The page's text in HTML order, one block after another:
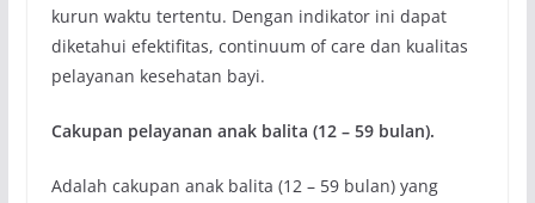
kurun waktu tertentu. Dengan indikator ini dapat
diketahui efektifitas, continuum of care dan kualitas
pelayanan kesehatan bayi.
Cakupan pelayanan anak balita (12 – 59 bulan).
Adalah cakupan anak balita (12 – 59 bulan) yang